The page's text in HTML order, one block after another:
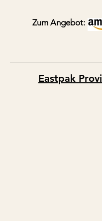
Zum Angebot:
Eastpak Provi